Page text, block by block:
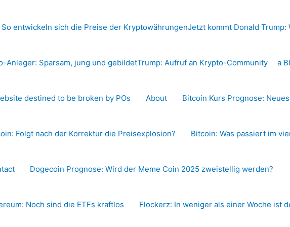
So entwickeln sich die Preise der KryptowährungenJetzt kommt Donald Trump:
Anleger: Sparsam, jung und gebildetTrump: Aufruf an Krypto-Community a
destined to be broken by POs About Bitcoin Kurs Prognose:
Folgt nach der Korrektur die Preisexplosion? Bitcoin: Was passiert im
Dogecoin Prognose: Wird der Meme Coin 2025 zweistellig werden?
Noch sind die ETFs kraftlos Flockerz: In weniger als einer Woche ist